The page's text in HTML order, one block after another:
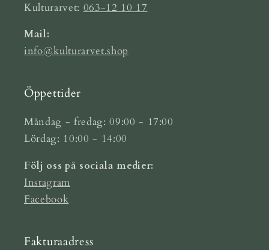
Kulturarvet: 063-12 10 17
Mail:
info@kulturarvet.shop
Öppettider
Måndag - fredag: 09:00 - 17:00
Lördag: 10:00 - 14:00
Följ oss på sociala medier:
Instagram
Facebook
Fakturaadress